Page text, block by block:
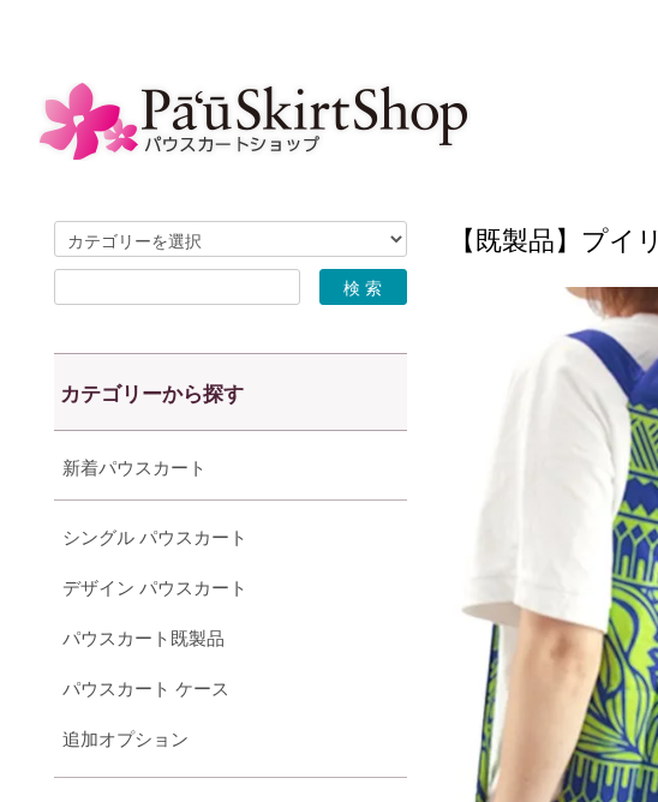
【既製品】プ
カテゴリーから探す
新着パウスカート
シングル パウスカート
デザイン パウスカート
パウスカート既製品
パウスカート ケース
追加オプション